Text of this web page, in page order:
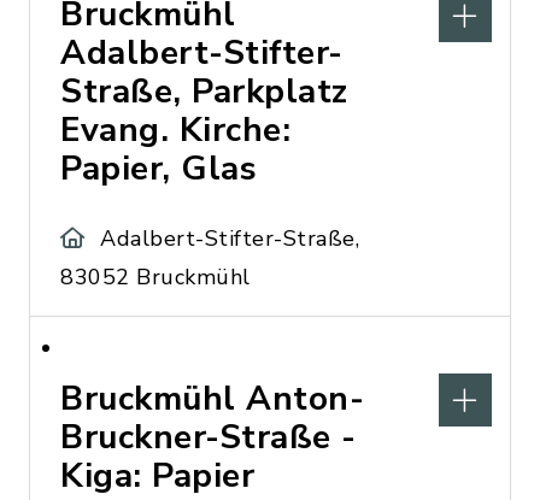
Bruckmühl
Adalbert-Stifter-
Straße, Parkplatz
Evang. Kirche:
Papier, Glas
Adalbert-Stifter-Straße,
83052 Bruckmühl
Bruckmühl Anton-
Bruckner-Straße -
Kiga: Papier